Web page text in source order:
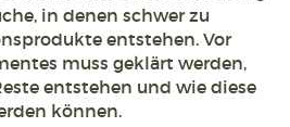
in denen schwer zu
entstehen. Vor
muss geklärt werden,
entstehen und wie diese
können.